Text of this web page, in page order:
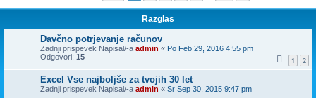
Razglas
Davčno potrjevanje računov
Zadnji prispevek Napisal/-a admin « Po Feb 29, 2016 4:55 pm
Odgovori: 15 1 2
Excel Vse najboljše za tvojih 30 let
Zadnji prispevek Napisal/-a admin « Sr Sep 30, 2015 9:47 pm